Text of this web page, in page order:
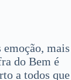
emoção, mais
do Bem é
a todos que